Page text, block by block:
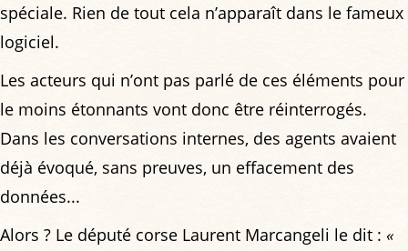
spéciale. Rien de tout cela n’apparaît dans le fameux
logiciel.
Les acteurs qui n’ont pas parlé de ces éléments pour
le moins étonnants vont donc être réinterrogés.
Dans les conversations internes, des agents avaient
déjà évoqué, sans preuves, un effacement des
données...
Alors ? Le député corse Laurent Marcangeli le dit : «